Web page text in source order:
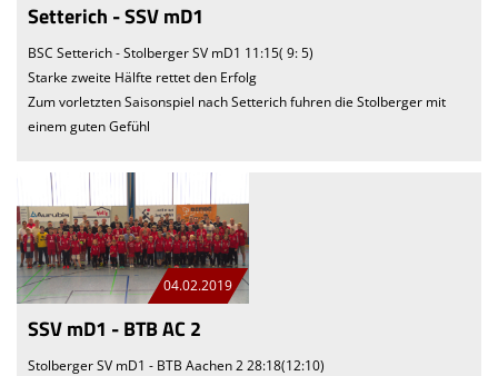
Setterich - SSV mD1
BSC Setterich - Stolberger SV mD1 11:15( 9: 5)
Starke zweite Hälfte rettet den Erfolg
Zum vorletzten Saisonspiel nach Setterich fuhren die Stolberger mit
einem guten Gefühl
04.02.2019
SSV mD1 - BTB AC 2
Stolberger SV mD1 - BTB Aachen 2 28:18(12:10)